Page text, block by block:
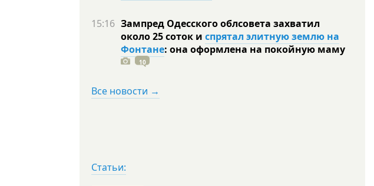
15:16 Зампред Одесского облсовета захватил
около 25 соток и спрятал элитную землю на
Фонтане: она оформлена на покойную маму
10
Все новости →
Статьи: